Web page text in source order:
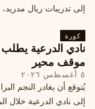
إلى تدريبات ريال
كورة
نادي الدرعية
موقف محير
٥ أغسطس ٢٠٢٦
يُتوقع أن يغادر النجم
إلى نادي الدرعية خلال